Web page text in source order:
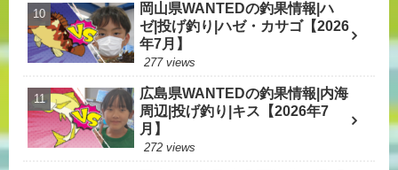
岡山県WANTEDの釣果情報|ハ
ゼ|投げ釣り|ハゼ・カサゴ【2026
年7月】
277 views
広島県WANTEDの釣果情報|内海
周辺|投げ釣り|キス【2026年7
月】
272 views